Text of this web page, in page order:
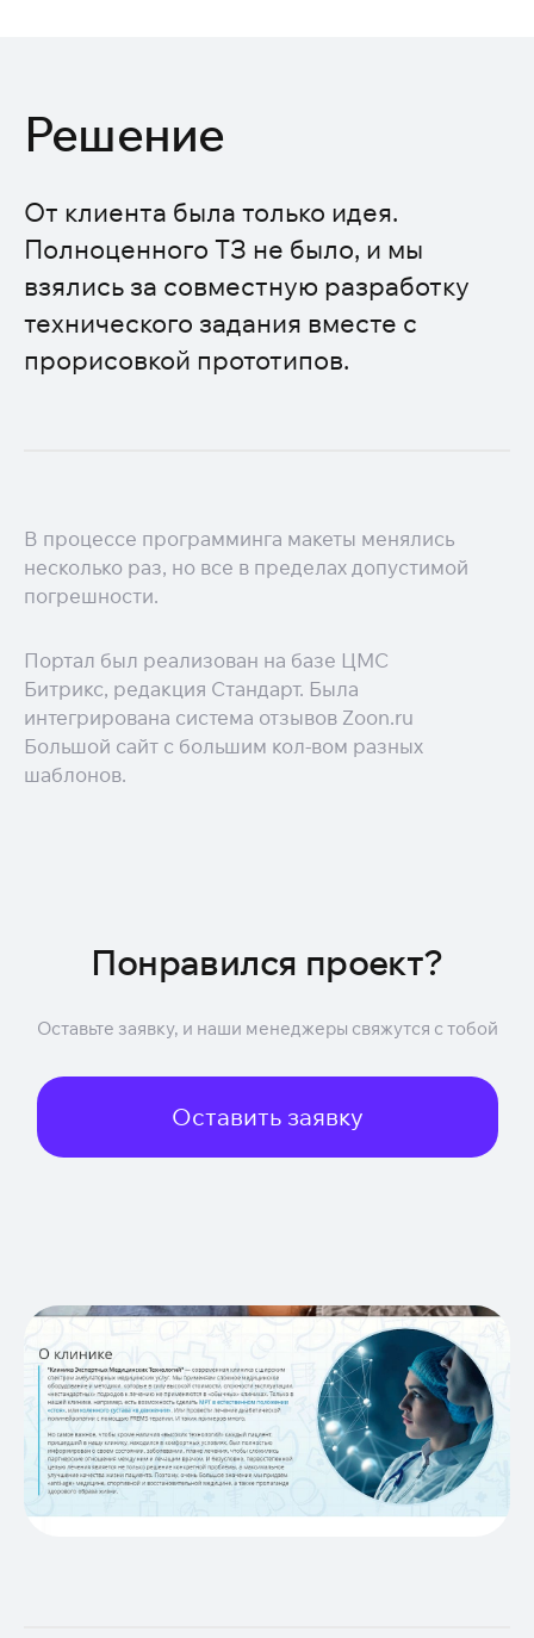
Решение
Понравился проект?
Оставьте заявку, и наши менеджеры свяжутся с тобой
Оставить заявку
От клиента была только идея.
Полноценного ТЗ не было, и мы
взялись за совместную разработку
технического задания вместе с
прорисовкой прототипов.
В процессе программинга макеты менялись
несколько раз, но все в пределах допустимой
погрешности.
Портал был реализован на базе ЦМС
Битрикс, редакция Стандарт. Была
интегрирована система отзывов Zoon.ru
Большой сайт с большим кол-вом разных
шаблонов.